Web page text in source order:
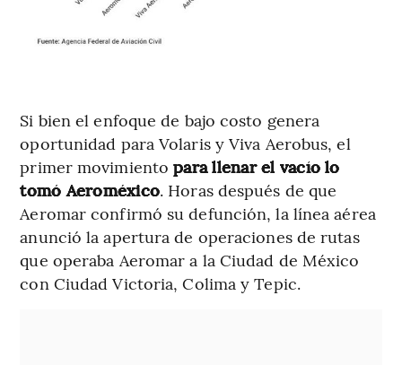
Si bien el enfoque de bajo costo genera
oportunidad para Volaris y Viva Aerobus, el
primer movimientopara llenar el vacío lo
tomó Aeroméxico. Horas después de que
Aeromar confirmó su defunción, la línea aérea
anunció la apertura de operaciones de rutas
que operaba Aeromar a la Ciudad de México
con Ciudad Victoria, Colima y Tepic.